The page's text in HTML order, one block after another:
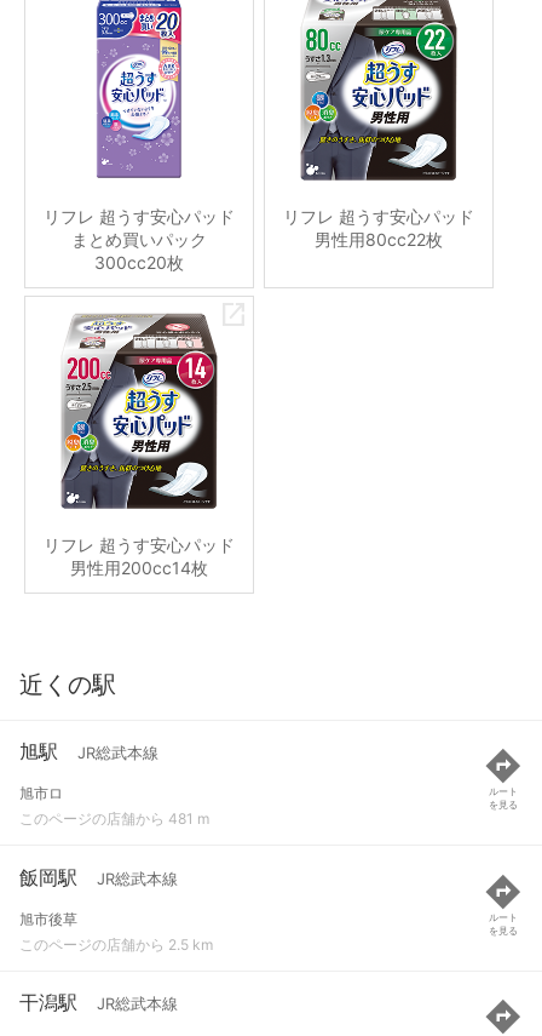
リフレ 超うす安心パッド
まとめ買いパック
300cc20枚
リフレ 超うす安心パッド
男性用80cc22枚
リフレ 超うす安心パッド
男性用200cc14枚
近くの駅
旭駅 JR総武本線
旭市ロ
このページの店舗から 481 m
ルート
を見る
飯岡駅 JR総武本線
旭市後草
このページの店舗から 2.5 km
ルート
を見る
干潟駅 JR総武本線